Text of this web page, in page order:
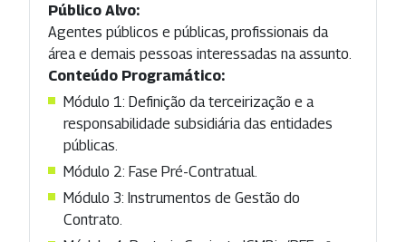
Público Alvo:
Agentes públicos e públicas, profissionais da
área e demais pessoas interessadas na assunto.
Conteúdo Programático:
Módulo 1: Definição da terceirização e a
responsabilidade subsidiária das entidades
públicas.
Módulo 2: Fase Pré-Contratual.
Módulo 3: Instrumentos de Gestão do
Contrato.